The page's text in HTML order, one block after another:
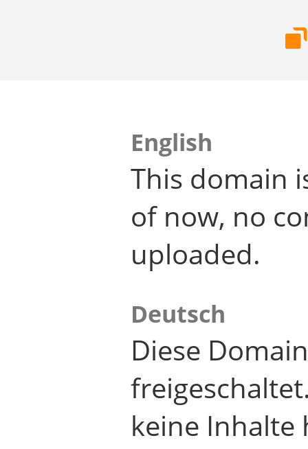
English
This domain
of now, no
uploaded.
Deutsch
Diese
keine Inhalte